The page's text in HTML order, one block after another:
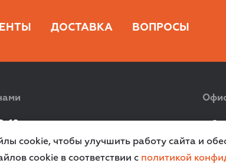
ДОСТАВКА ВОПРОСЫ
ул.
cookie, чтобы улучшить работу сайта и
cookie в соответствии с политикой